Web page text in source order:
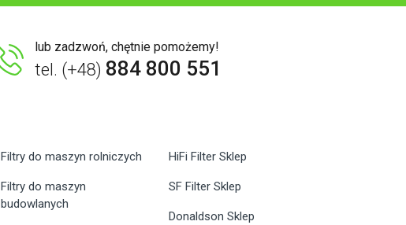
lub zadzwoń, chętnie pomożemy!
tel. (+48) 884 800 551
Filtry do maszyn rolniczych
Filtry do maszyn
budowlanych
HiFi Filter Sklep
SF Filter Sklep
Donaldson Sklep